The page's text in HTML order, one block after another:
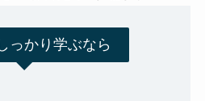
っかり学ぶなら